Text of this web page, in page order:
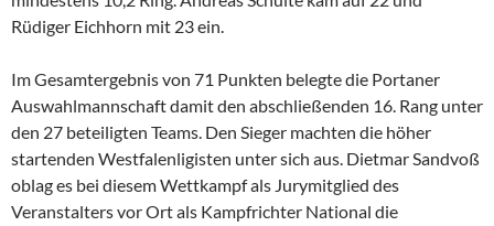
Rüdiger Eichhorn mit 23 ein.
Im Gesamtergebnis von 71 Punkten belegte die Portaner
Auswahlmannschaft damit den abschließenden 16. Rang unter
den 27 beteiligten Teams. Den Sieger machten die höher
startenden Westfalenligisten unter sich aus. Dietmar Sandvoß
oblag es bei diesem Wettkampf als Jurymitglied des
Veranstalters vor Ort als Kampfrichter National die